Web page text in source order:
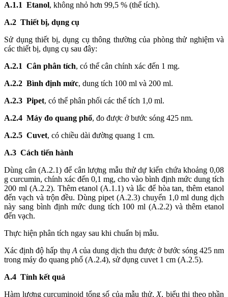
A.1.1 Etanol, không nhỏ hơn 99,5 % (thể tích).
A.2 Thiết bị, dụng cụ
Sử dụng thiết bị, dụng cụ thông thường của phòng thử nghiệm và
các thiết bị, dụng cụ sau đây:
A.2.1 Cân phân tích, có thể cân chính xác đến 1 mg.
A.2.2 Bình định mức, dung tích 100 ml và 200 ml.
A.2.3 Pipet, có thể phân phối các thể tích 1,0 ml.
A.2.4 Máy đo quang phổ, đo được ở bước sóng 425 nm.
A.2.5 Cuvet, có chiều dài đường quang 1 cm.
A.3 Cách tiến hành
Dùng cân (A.2.1) để cân lượng mẫu thử dự kiến chứa khoảng 0,08
g curcumin, chính xác đến 0,1 mg, cho vào bình định mức dung tích
200 ml (A.2.2). Thêm etanol (A.1.1) và lắc để hòa tan, thêm etanol
đến vạch và trộn đều. Dùng pipet (A.2.3) chuyển 1,0 ml dung dịch
này sang bình định mức dung tích 100 ml (A.2.2) và thêm etanol
đến vạch.
Thực hiện phân tích ngay sau khi chuẩn bị mẫu.
Xác định độ hấp thụAcủa dung dịch thu đượcởbước sóng 425 nm
trong máy đo quang phổ (A.2.4), sử dụng cuvet 1 cm (A.2.5).
A.4 Tính kết quả
Hàm lượng curcuminoid tổng số của mẫu thử,X, biểu thị theo phần